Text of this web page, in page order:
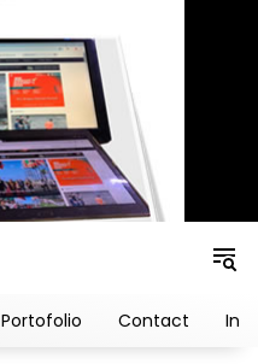
Portofolio Contact